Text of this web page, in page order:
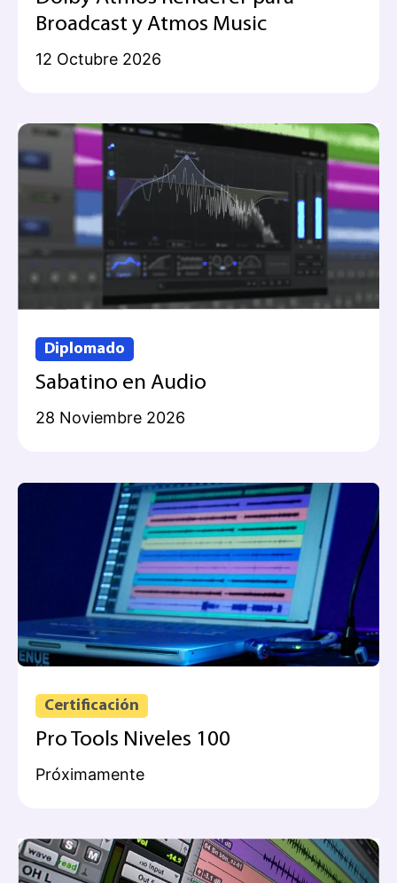
Broadcast y Atmos Music
12 Octubre 2026
Diplomado
Sabatino en Audio
28 Noviembre 2026
Certificación
Pro Tools Niveles 100
Próximamente